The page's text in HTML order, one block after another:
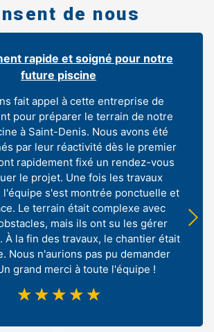
de nous
rapide et soigné pour notre
future piscine
fait appel à cette entreprise de
pour préparer le terrain de notre
à Saint-Denis. Nous avons été
par leur réactivité dès le premier
rapidement fixé un rendez-vous
le projet. Une fois les travaux
l'équipe s'est montrée ponctuelle et
Le terrain était complexe avec
mais ils ont su les gérer
À la fin des travaux, le chantier était
Nous n'aurions pas pu demander
grand merci à toute l'équipe !
☆ ☆ ☆ ☆ ☆